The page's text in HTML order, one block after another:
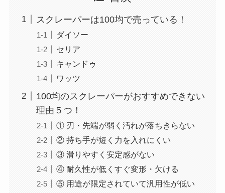
スクレーパーは100均で売っている！
ダイソー
セリア
キャンドゥ
ワッツ
100均のスクレーパーがおすすめできない
理由５つ！
① 刃・先端が弱く汚れが落ちきらない
② 持ち手が短く力を入れにくい
③ 滑りやすく安定感がない
④ 耐久性が低くすぐ変形・欠ける
⑤ 用途が限定されていて汎用性が低い